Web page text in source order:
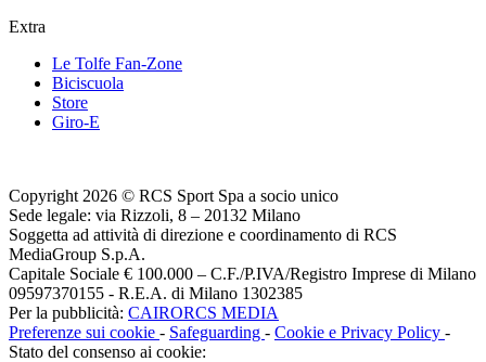
Extra
Le Tolfe Fan-Zone
Biciscuola
Store
Giro-E
Copyright 2026 © RCS Sport Spa a socio unico
Sede legale: via Rizzoli, 8 – 20132 Milano
Soggetta ad attività di direzione e coordinamento di RCS
MediaGroup S.p.A.
Capitale Sociale € 100.000 – C.F./P.IVA/Registro Imprese di Milano
09597370155 - R.E.A. di Milano 1302385
Per la pubblicità: CAIRORCS MEDIA
Preferenze sui cookie - Safeguarding - Cookie e Privacy Policy -
Stato del consenso ai cookie: